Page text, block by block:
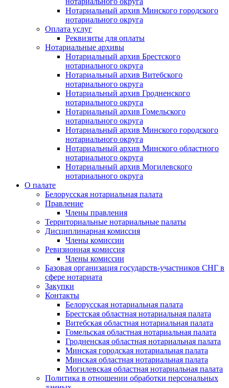
Нотариальный архив Минского городского
нотариального округа
Оплата услуг
Реквизиты для оплаты
Нотариальные архивы
Нотариальный архив Брестского
нотариального округа
Нотариальный архив Витебского
нотариального округа
Нотариальный архив Гродненского
нотариального округа
Нотариальный архив Гомельского
нотариального округа
Нотариальный архив Минского городского
нотариального округа
Нотариальный архив Минского областного
нотариального округа
Нотариальный архив Могилевского
нотариального округа
О палате
Белорусская нотариальная палата
Правление
Члены правления
Территориальные нотариальные палаты
Дисциплинарная комиссия
Члены комиссии
Ревизионная комиссия
Члены комиссии
Базовая организация государств-участников СНГ в
сфере нотариата
Закупки
Контакты
Белорусская нотариальная палата
Брестская областная нотариальная палата
Витебская областная нотариальная палата
Гомельская областная нотариальная палата
Гродненская областная нотариальная палата
Минская городская нотариальная палата
Минская областная нотариальная палата
Могилевская областная нотариальная палата
Политика в отношении обработки персональных